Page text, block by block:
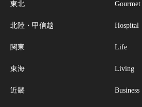
東北
北陸・甲信越
関東
東海
近畿
Gourmet
Hospital
Life
Living
Business